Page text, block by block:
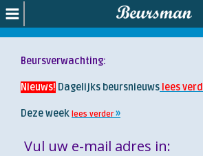
Beursverwachting:
Nieuws! Dagelijks beursnieuws lees
Deze week lees verder
Vul uw e-mail adres in: